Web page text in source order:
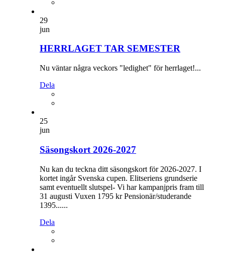
29
jun
HERRLAGET TAR SEMESTER
Nu väntar några veckors "ledighet" för herrlaget!...
Dela
25
jun
Säsongskort 2026-2027
Nu kan du teckna ditt säsongskort för 2026-2027. I
kortet ingår Svenska cupen. Elitseriens grundserie
samt eventuellt slutspel- Vi har kampanjpris fram till
31 augusti Vuxen 1795 kr Pensionär/studerande
1395......
Dela